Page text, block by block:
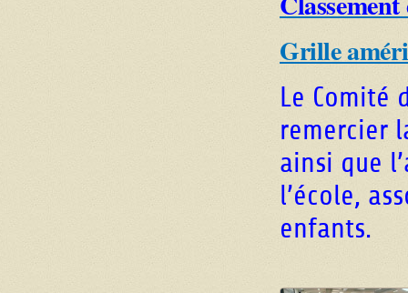
Grille
Le Comité
remercier
ainsi que
l’école,
enfants.